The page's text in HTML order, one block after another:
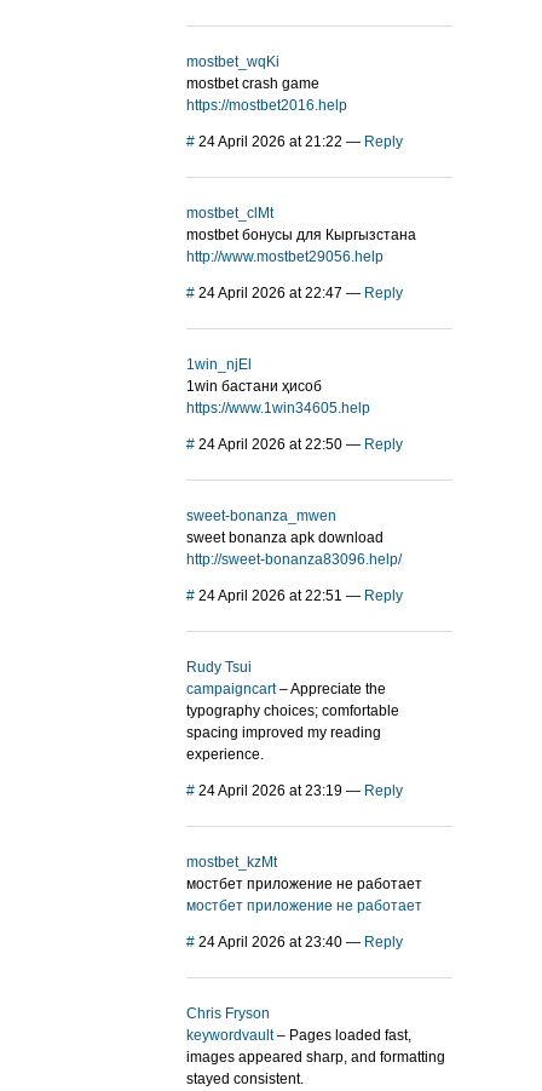
mostbet_wqKi
mostbet crash game
https://mostbet2016.help
# 24 April 2026 at 21:22 — Reply
mostbet_clMt
mostbet бонусы для Кыргызстана
http://www.mostbet29056.help
# 24 April 2026 at 22:47 — Reply
1win_njEl
1win бастани ҳисоб
https://www.1win34605.help
# 24 April 2026 at 22:50 — Reply
sweet-bonanza_mwen
sweet bonanza apk download
http://sweet-bonanza83096.help/
# 24 April 2026 at 22:51 — Reply
Rudy Tsui
campaigncart– Appreciate the
typography choices; comfortable
spacing improved my reading
experience.
# 24 April 2026 at 23:19 — Reply
mostbet_kzMt
мостбет приложение не работает
мостбет приложение не работает
# 24 April 2026 at 23:40 — Reply
Chris Fryson
keywordvault– Pages loaded fast,
images appeared sharp, and formatting
stayed consistent.